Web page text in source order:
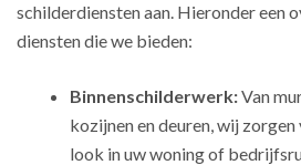
schilderdiensten aan. Hieronder een
diensten die we bieden:
Binnenschilderwerk:Van
kozijnen en deuren, wij
look in uw woning of